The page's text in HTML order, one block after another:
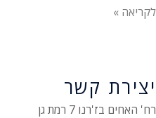
לקריאה »
יצירת קשר
רח' האחים בז'רנו 7 רמת גן